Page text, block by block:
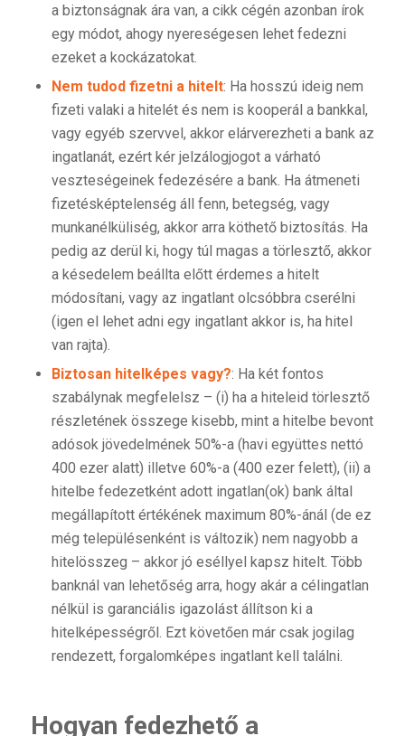
a biztonságnak ára van, a cikk cégén azonban írok
egy módot, ahogy nyereségesen lehet fedezni
ezeket a kockázatokat.
Nem tudod fizetni a hitelt: Ha hosszú ideig nem
fizeti valaki a hitelét és nem is kooperál a bankkal,
vagy egyéb szervvel, akkor elárverezheti a bank az
ingatlanát, ezért kér jelzálogjogot a várható
veszteségeinek fedezésére a bank. Ha átmeneti
fizetésképtelenség áll fenn, betegség, vagy
munkanélküliség, akkor arra köthető biztosítás. Ha
pedig az derül ki, hogy túl magas a törlesztő, akkor
a késedelem beállta előtt érdemes a hitelt
módosítani, vagy az ingatlant olcsóbbra cserélni
(igen el lehet adni egy ingatlant akkor is, ha hitel
van rajta).
Biztosan hitelképes vagy?: Ha két fontos
szabálynak megfelelsz – (i) ha a hiteleid törlesztő
részletének összege kisebb, mint a hitelbe bevont
adósok jövedelmének 50%-a (havi együttes nettó
400 ezer alatt) illetve 60%-a (400 ezer felett), (ii) a
hitelbe fedezetként adott ingatlan(ok) bank által
megállapított értékének maximum 80%-ánál (de ez
még településenként is változik) nem nagyobb a
hitelösszeg – akkor jó eséllyel kapsz hitelt. Több
banknál van lehetőség arra, hogy akár a célingatlan
nélkül is garanciális igazolást állítson ki a
hitelképességről. Ezt követően már csak jogilag
rendezett, forgalomképes ingatlant kell találni.
Hogyan fedezhető a